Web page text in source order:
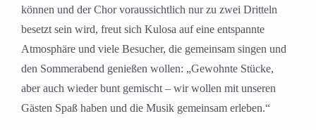
können und der Chor voraussichtlich nur zu zwei Dritteln
besetzt sein wird, freut sich Kulosa auf eine entspannte
Atmosphäre und viele Besucher, die gemeinsam singen und
den Sommerabend genießen wollen: „Gewohnte Stücke,
aber auch wieder bunt gemischt – wir wollen mit unseren
Gästen Spaß haben und die Musik gemeinsam erleben.“